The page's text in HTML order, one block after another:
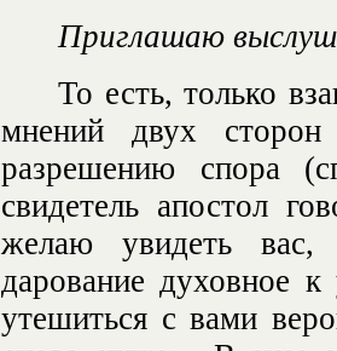
Приглашаю
То есть, только
мнений двух
разрешению спора
свидетель апостол
желаю увидеть
дарование духовное
утешиться с вами